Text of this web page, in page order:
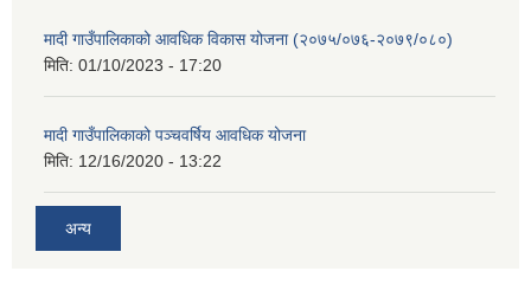
मादी गाउँपालिकाको आवधिक विकास योजना (२०७५/०७६-२०७९/०८०)
मिति: 01/10/2023 - 17:20
मादी गाउँपालिकाको पञ्चवर्षिय आवधिक योजना
मिति: 12/16/2020 - 13:22
अन्य